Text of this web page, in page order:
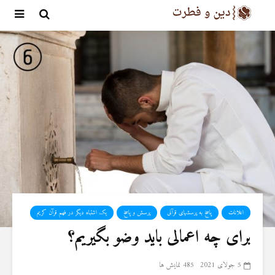
اعلانات پاسخ به پرسشهای قرآنی پرسش و پاسخ یک اشتباه دیگر در فهم قرآن کریم
برای چه اعمالی باید وضو بگیریم؟
5 جولای 2021 485 نمایش ها